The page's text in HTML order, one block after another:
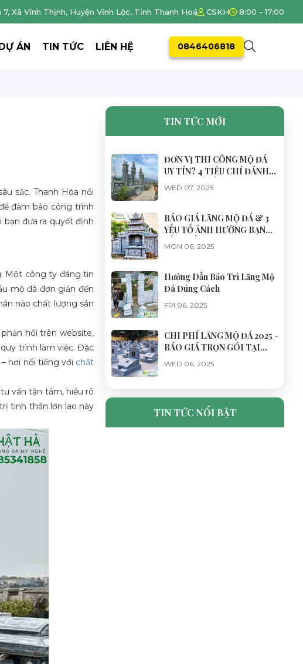
Xã Vĩnh Thịnh, Huyện Vĩnh Lộc, Tỉnh Thanh Hoá CSKH 8:00 - 17:00
DỰ ÁN TIN TỨC LIÊN HỆ 0846406818
sắc. Thanh Hóa nổi
đảm bảo công trình
đưa ra quyết định
Một công ty đáng tin
mộ đá đơn giản đến
nào chất lượng sản
hồi trên website,
trình làm việc. Đặc
nơi nổi tiếng với chất
vấn tận tâm, hiểu rõ
tinh thần lớn lao này
TIN TỨC MỚI
ĐƠN VỊ THI CÔNG MỘ ĐÁ
UY TÍN? 4 TIÊU CHÍ ĐÁNH
GIÁ HÀNG ĐẦU
WED 07, 2025
BÁO GIÁ LĂNG MỘ ĐÁ & 3
YẾU TỐ ẢNH HƯỞNG BẠN
CẦN BIẾT
MON 06, 2025
Hướng Dẫn Bảo Trì Lăng Mộ
Đá Đúng Cách
FRI 06, 2025
CHI PHÍ LĂNG MỘ ĐÁ 2025 -
BÁO GIÁ TRỌN GÓI TẠI
XƯỞNG
WED 06, 2025
CHUẨN PHONG THỦY - ĐÁ
MỸ NGHỆ NHẬT HÀ
TIN TỨC NỔI BẬT